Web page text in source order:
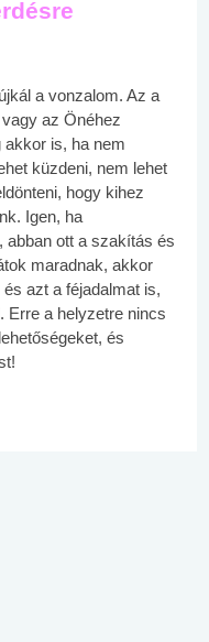
a vonzalom. Az a
az Önéhez
akkor is, ha nem
küzdeni, nem lehet
hogy kihez
Igen, ha
abban ott a szakítás és
maradnak, akkor
azt a féjadalmat is,
Erre a helyzetre nincs
és